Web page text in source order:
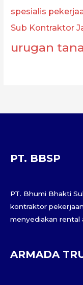
spesialis
Sub Kontraktor
urugan
PT. BBSP
PT. Bhumi Bhakti
kontraktor
menyediakan rental
ARMADA